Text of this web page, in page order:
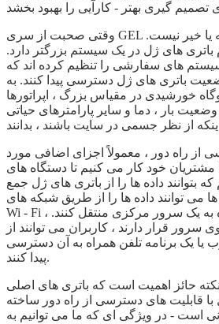
وقتی صحبت از سری GEL می شود ، جواب ساده بله یا خیر نیست.
باتری های ژل در یک سیستم بزرگتر دارد.
های سفارشی را تنظیم کرده اند که
باتری های ژل دسترسی پیدا کنند. به
خورشیدی در مقیاس بزرگ ، اپراتورها
بار ، دما و سایر پارامترهای حیاتی
از راه دور ، معمولاً اجزای اضافی مورد
مشتریان خود کار می کنیم تا دستگاه های
بتوانند داده ها را از باتری های ژل جمع
می توانند داده ها را از طریق شبکه های
Wi - Fi ، اترنت یا تلفن همراه به یک سرور مرکزی منتقل کنند.
سرور قرار دارند ، کاربران می توانند از
یا یک برنامه تلفن همراه به آن دسترسی
پیدا کنند.
نکته حائز اهمیت است که باتری های اصلی
قابلیت های دسترسی از راه دور ساخته
است - در ویژگی ای که ما می توانیم به